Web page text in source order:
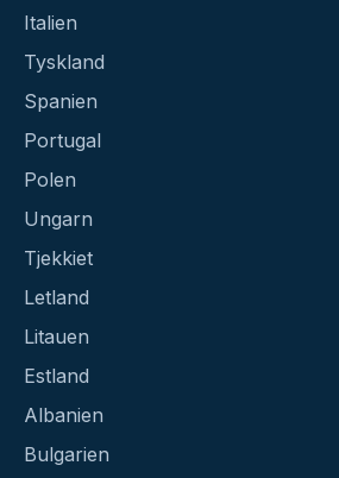
Italien
Tyskland
Spanien
Portugal
Polen
Ungarn
Tjekkiet
Letland
Litauen
Estland
Albanien
Bulgarien